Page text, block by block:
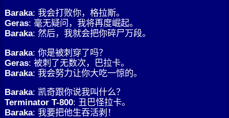
Baraka: 我会打败你，格拉斯。
Geras: 毫无疑问，我将再度崛起。
Baraka: 然后，我就会把你碎尸万段。
Baraka: 你是被刺穿了吗？
Geras: 被刺了无数次，巴拉卡。
Baraka: 我会努力让你大吃一惊的。
Baraka: 凯奇跟你说我叫什么？
Terminator T-800: 丑巴怪拉卡。
Baraka: 我要把他生吞活剥！